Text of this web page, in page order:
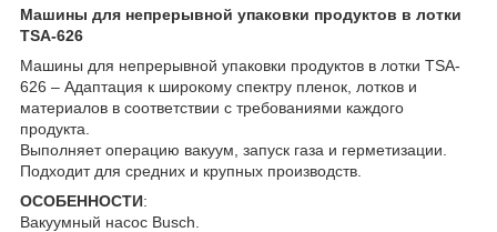
Машины для непрерывной упаковки продуктов в лотки
TSA-626
Машины для непрерывной упаковки продуктов в лотки TSA-
626 – Адаптация к широкому спектру пленок, лотков и
материалов в соответствии с требованиями каждого
продукта.
Выполняет операцию вакуум, запуск газа и герметизации.
Подходит для средних и крупных производств.
ОСОБЕННОСТИ:
Вакуумный насос Busch.